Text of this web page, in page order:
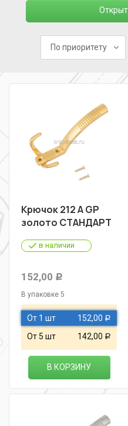
По приоритету
Крючок 212 А GР
золото СТАНДАРТ
в наличии
152,00 Р
В упаковке 5
От 1 шт 152,00 Р
От 5 шт 142,00 Р
В КОРЗИНУ